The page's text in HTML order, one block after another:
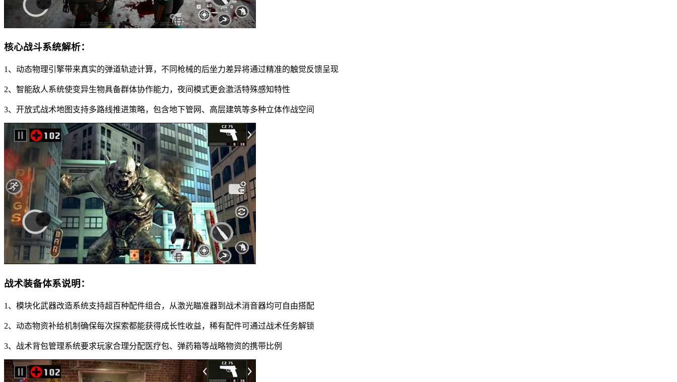
核心战斗系统解析：
1、动态物理引擎带来真实的弹道轨迹计算，不同枪械的后坐力差异将通过精准的触觉反馈呈现
2、智能敌人系统使变异生物具备群体协作能力，夜间模式更会激活特殊感知特性
3、开放式战术地图支持多路线推进策略，包含地下管网、高层建筑等多种立体作战空间
战术装备体系说明：
1、模块化武器改造系统支持超百种配件组合，从激光瞄准器到战术消音器均可自由搭配
2、动态物资补给机制确保每次探索都能获得成长性收益，稀有配件可通过战术任务解锁
3、战术背包管理系统要求玩家合理分配医疗包、弹药箱等战略物资的携带比例